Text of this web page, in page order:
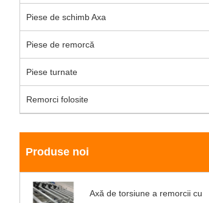
Piese de schimb Axa
Piese de remorcă
Piese turnate
Remorci folosite
Produse noi
Axă de torsiune a remorcii cu